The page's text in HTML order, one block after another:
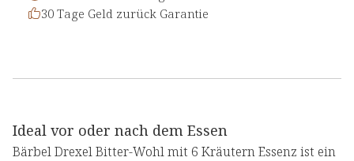
30 Tage Geld zurück Garantie
Ideal vor oder nach dem Essen
Bärbel Drexel Bitter-Wohl mit 6 Kräutern Essenz ist ein